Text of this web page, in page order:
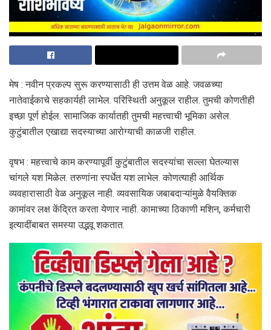
मेष : नवीन प्रकल्प सुरू करण्यासाठी ही उत्तम वेळ आहे. जवळच्या
नातेवाईकाचे सहकार्यही लाभेल. परिस्थिती अनुकूल राहील. तुमची कोणतीही
इच्छा पूर्ण होईल. सामाजिक कार्यातही तुमची महत्त्वाची भूमिका असेल.
कुटुंबातील एखाद्या सदस्याच्या आरोग्याची काळजी राहील.
वृषभ : महत्त्वाचे काम करण्यापूर्वी कुटुंबातील सदस्यांचा सल्ला घेतल्‍यास
चांगले यश मिळेल. तरुणांना स्पर्धेत यश लाभेल. कोणत्याही आर्थिक
व्यवहारासाठी वेळ अनुकूल नाही. व्‍यवसायिक जबाबदाऱ्यांमुळे वैयक्तिक
कामांवर लक्ष केंद्रित करता येणार नाही. कामाच्या ठिकाणी मशिन, कर्मचारी
इत्यादींबाबत समस्या उद्भवू शकतात.